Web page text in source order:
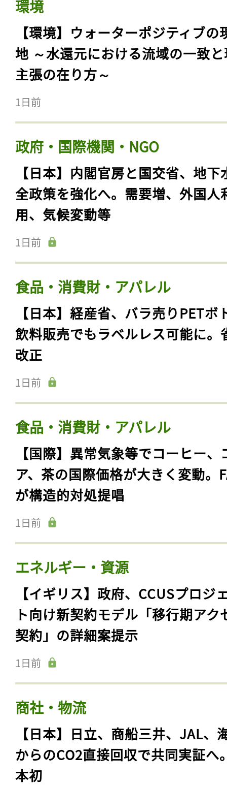
環境
【環境】ウォーターポジティブの
地 ～水還元における流域の一致
主張の在り方～
1日前
政府・国際機関・NGO
【日本】内閣官房と国交省、地下
全政策を強化へ。需要増、外国人
用、気候変動等
1日前
食品・消費財・アパレル
【日本】経産省、バラ売りPETボ
飲料販売でもラベルレス可能に。
改正
1日前
食品・消費財・アパレル
【国際】異常気象等でコーヒー、
ア、茶の国際価格が大きく変動。
が構造的対処提唱
1日前
エネルギー・資源
【イギリス】政府、CCUSプロジ
ト向け新契約モデル「移行期アク
契約」の詳細案提示
1日前
商社・物流
【日本】日立、商船三井、JAL、
からのCO2直接回収で共同実証へ
本初